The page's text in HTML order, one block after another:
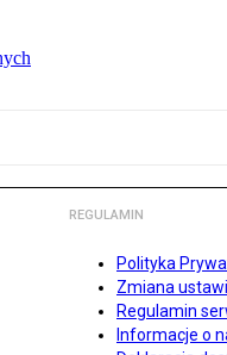
REGULAMIN
Polityka
Zmiana
Regulamin
Informacje o